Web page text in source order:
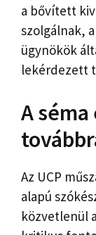
a bővített
szolgálnak,
ügynökök
lekérdezett
A
Az UCP
alapú
közvetlenül